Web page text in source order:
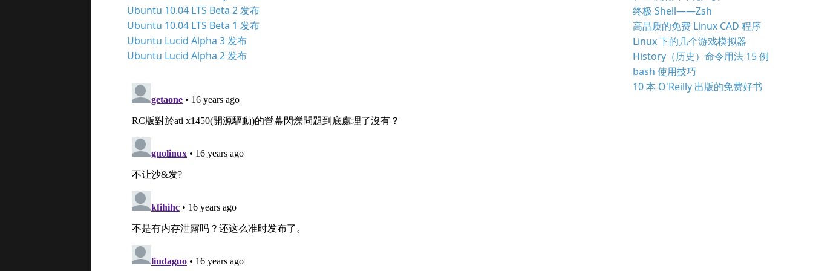
Ubuntu 10.04 LTS Beta 2 发布
Ubuntu 10.04 LTS Beta 1 发布
Ubuntu Lucid Alpha 3 发布
Ubuntu Lucid Alpha 2 发布
终极 Shell——Zsh
高品质的免费 Linux CAD 程序
Linux 下的几个游戏模拟器
History（历史）命令用法 15 例
bash 使用技巧
10 本 O'Reilly 出版的免费好书